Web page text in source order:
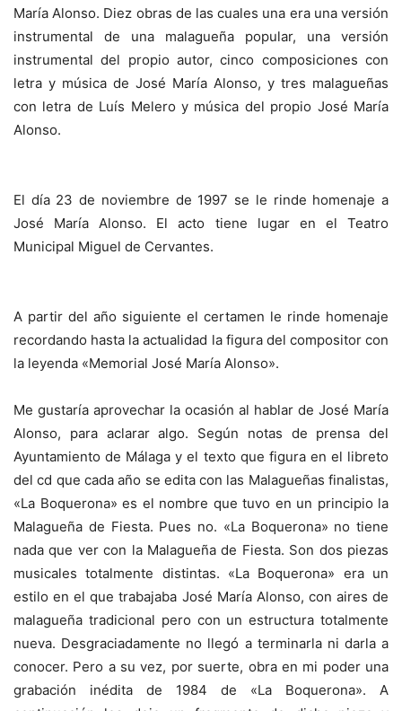
María Alonso. Diez obras de las cuales una era una versión
instrumental de una malagueña popular, una versión
instrumental del propio autor, cinco composiciones con
letra y música de José María Alonso, y tres malagueñas
con letra de Luís Melero y música del propio José María
Alonso.
El día 23 de noviembre de 1997 se le rinde homenaje a
José María Alonso. El acto tiene lugar en el Teatro
Municipal Miguel de Cervantes.
A partir del año siguiente el certamen le rinde homenaje
recordando hasta la actualidad la figura del compositor con
la leyenda «Memorial José María Alonso».
Me gustaría aprovechar la ocasión al hablar de José María
Alonso, para aclarar algo. Según notas de prensa del
Ayuntamiento de Málaga y el texto que figura en el libreto
del cd que cada año se edita con las Malagueñas finalistas,
«La Boquerona» es el nombre que tuvo en un principio la
Malagueña de Fiesta. Pues no. «La Boquerona» no tiene
nada que ver con la Malagueña de Fiesta. Son dos piezas
musicales totalmente distintas. «La Boquerona» era un
estilo en el que trabajaba José María Alonso, con aires de
malagueña tradicional pero con un estructura totalmente
nueva. Desgraciadamente no llegó a terminarla ni darla a
conocer. Pero a su vez, por suerte, obra en mi poder una
grabación inédita de 1984 de «La Boquerona». A